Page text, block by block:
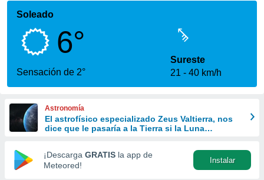
ha sido
calidad.
a este
las
y
forma
digital
basada
Soleado
6°
Sensación de 2°
Sureste
21
40 km/h
Astronomía
El astrofísico especializado Zeus Valtierra, nos
dice que le pasaría a la Tierra si la Luna
¡Descarga GRATIS la app de
Meteored!
Instalar